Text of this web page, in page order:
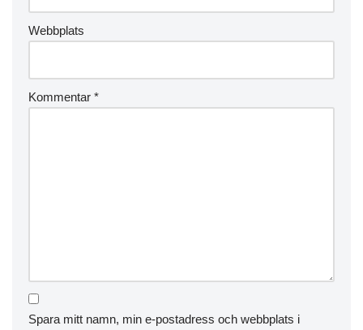
Webbplats
Kommentar *
Spara mitt namn, min e-postadress och webbplats i